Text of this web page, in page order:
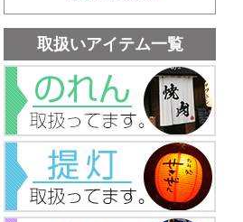
取扱いアイテム一覧